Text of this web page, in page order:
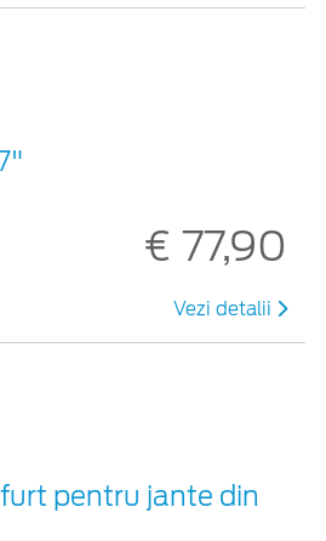
€ 77,90
Vezi detalii
pentru jante din